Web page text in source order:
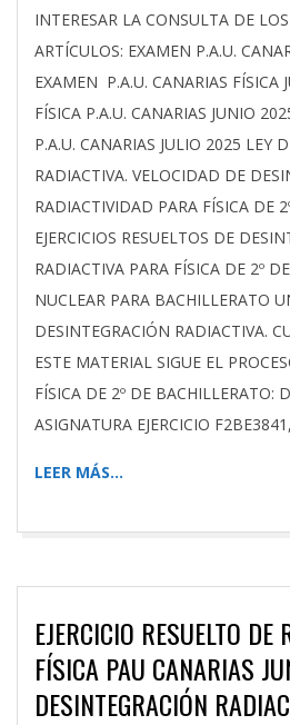
INTERESAR LA CONSULTA DE
ARTÍCULOS: EXAMEN P.A.U.
EXAMEN P.A.U. CANARIAS FÍSICA
FÍSICA P.A.U. CANARIAS JUNIO
P.A.U. CANARIAS JULIO 2025 LEY
RADIACTIVA. VELOCIDAD DE
RADIACTIVIDAD PARA FÍSICA DE
EJERCICIOS RESUELTOS DE
RADIACTIVA PARA FÍSICA DE 2º
NUCLEAR PARA BACHILLERATO
DESINTEGRACIÓN RADIACTIVA.
ESTE MATERIAL SIGUE EL
FÍSICA DE 2º DE BACHILLERATO:
ASIGNATURA EJERCICIO
LEER MÁS…
EJERCICIO RESUELTO
FÍSICA PAU CANARIAS
DESINTEGRACIÓN